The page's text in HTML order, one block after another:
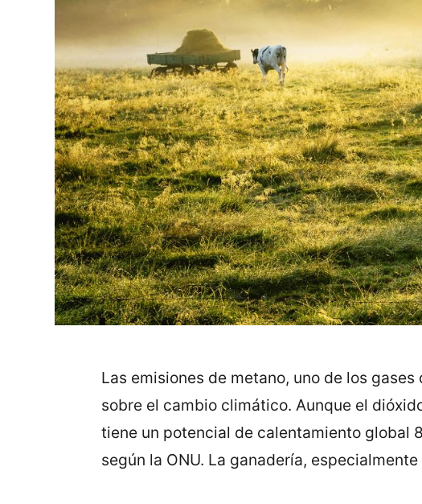
Las emisiones de metano, uno de los
sobre el cambio climático. Aunque el
tiene un potencial de calentamiento global
según la ONU. La ganadería,